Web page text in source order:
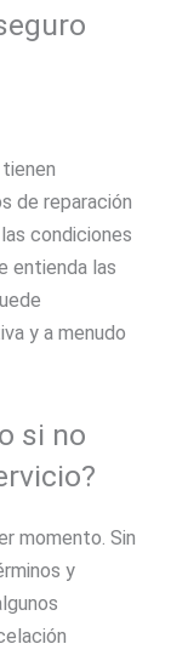
de reparación
condiciones
entienda las
y a menudo
si no
momento. Sin
y